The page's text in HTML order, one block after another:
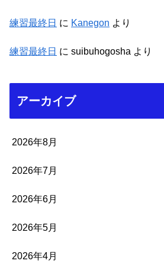
練習最終日 に Kanegon より
練習最終日 に suibuhogosha より
アーカイブ
2026年8月
2026年7月
2026年6月
2026年5月
2026年4月